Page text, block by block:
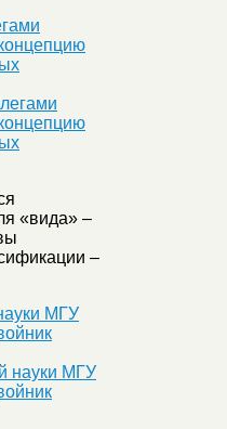
«вида» –
–
МГУ